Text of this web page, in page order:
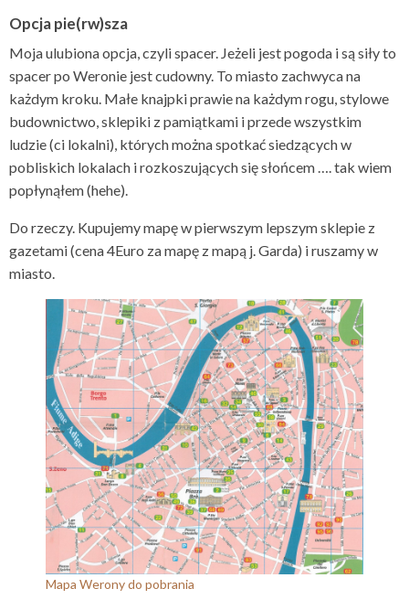
Opcja pie(rw)sza
Moja ulubiona opcja, czyli spacer. Jeżeli jest pogoda i są siły to
spacer po Weronie jest cudowny. To miasto zachwyca na
każdym kroku. Małe knajpki prawie na każdym rogu, stylowe
budownictwo, sklepiki z pamiątkami i przede wszystkim
ludzie (ci lokalni), których można spotkać siedzących w
pobliskich lokalach i rozkoszujących się słońcem …. tak wiem
popłynąłem (hehe).
Do rzeczy. Kupujemy mapę w pierwszym lepszym sklepie z
gazetami (cena 4Euro za mapę z mapą j. Garda) i ruszamy w
miasto.
Mapa Werony do pobrania